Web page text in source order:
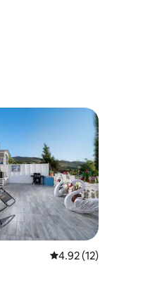
evaluaciones
evaluaciones
Calificación
4.92 (12)